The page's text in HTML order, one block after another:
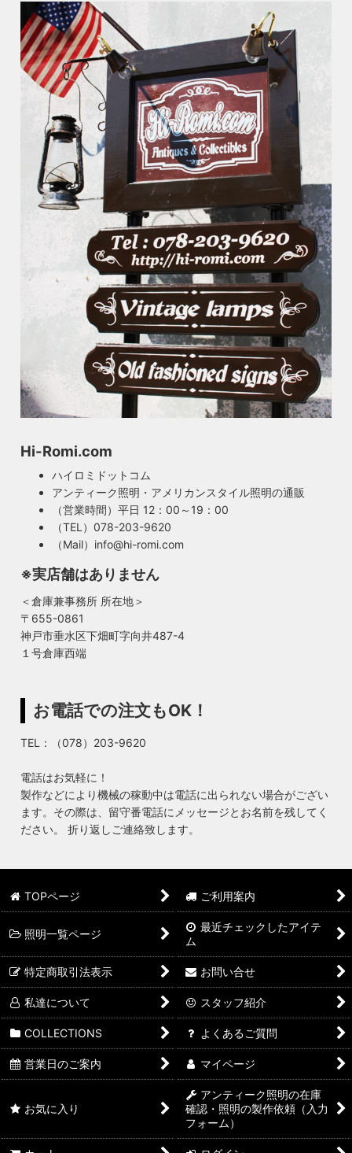
Hi-Romi.com
ハイロミドットコム
アンティーク照明・アメリカンスタイル照明の通販
（営業時間）平日 12：00～19：00
（TEL）078-203-9620
（Mail）info@hi-romi.com
※実店舗はありません
＜倉庫兼事務所 所在地＞
〒655-0861
神戸市垂水区下畑町字向井487-4
１号倉庫西端
お電話での注文もOK！
TEL：（078）203-9620
電話はお気軽に！
製作などにより機械の稼動中は電話に出られない場合がござい
ます。その際は、留守番電話にメッセージとお名前を残してく
ださい。 折り返しご連絡致します。
TOPページ ご利用案内
照明一覧ページ
最近チェックしたアイテ
ム
特定商取引法表示 お問い合せ
私達について スタッフ紹介
COLLECTIONS よくあるご質問
営業日のご案内 マイページ
お気に入り
アンティーク照明の在庫
確認・照明の製作依頼（入力
フォーム）